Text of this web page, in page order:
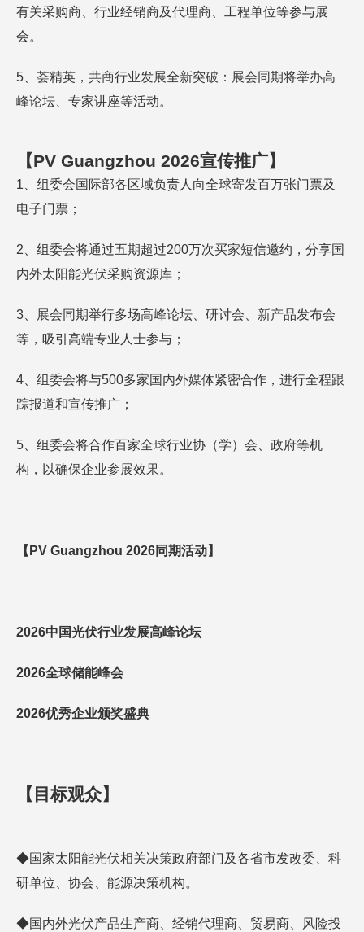
有关采购商、行业经销商及代理商、工程单位等参与展
会。
5、荟精英，共商行业发展全新突破：展会同期将举办高
峰论坛、专家讲座等活动。
【PV Guangzhou 2026宣传推广】
1、组委会国际部各区域负责人向全球寄发百万张门票及
电子门票；
2、组委会将通过五期超过200万次买家短信邀约，分享国
内外太阳能光伏采购资源库；
3、展会同期举行多场高峰论坛、研讨会、新产品发布会
等，吸引高端专业人士参与；
4、组委会将与500多家国内外媒体紧密合作，进行全程跟
踪报道和宣传推广；
5、组委会将合作百家全球行业协（学）会、政府等机
构，以确保企业参展效果。
【PV Guangzhou 2026同期活动】
2026中国光伏行业发展高峰论坛
2026全球储能峰会
2026优秀企业颁奖盛典
【 目标观众】
◆国家太阳能光伏相关决策政府部门及各省市发改委、科
研单位、协会、能源决策机构。
◆国内外光伏产品生产商、经销代理商、贸易商、风险投